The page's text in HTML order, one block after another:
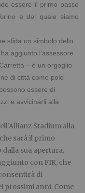
essere il primo passo
e del quale siamo
sfida un simbolo dello
aggiunto l’assessore
– è un orgoglio
di città come polo
essere di
e avvicinarli alla
Stadium alla
sarà il primo
sua apertura.
con FIR, che
di
prossimi anni. Come